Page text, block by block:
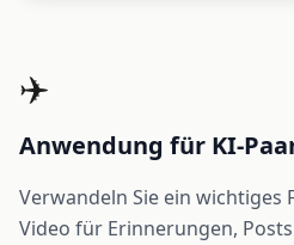
✈️
Anwendung für KI-
Verwandeln Sie ein wichtiges
Video für Erinnerungen,